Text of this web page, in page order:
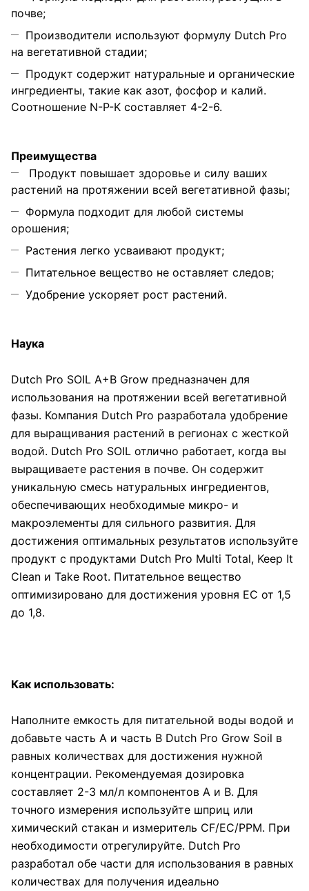
почве;
Производители используют формулу Dutch Pro
на вегетативной стадии;
Продукт содержит натуральные и органические
ингредиенты, такие как азот, фосфор и калий.
Соотношение N-P-K составляет 4-2-6.
Преимущества
Продукт повышает здоровье и силу ваших
растений на протяжении всей вегетативной фазы;
Формула подходит для любой системы
орошения;
Растения легко усваивают продукт;
Питательное вещество не оставляет следов;
Удобрение ускоряет рост растений.
Наука
Dutch Pro SOIL A+B Grow предназначен для
использования на протяжении всей вегетативной
фазы. Компания Dutch Pro разработала удобрение
для выращивания растений в регионах с жесткой
водой. Dutch Pro SOIL отлично работает, когда вы
выращиваете растения в почве. Он содержит
уникальную смесь натуральных ингредиентов,
обеспечивающих необходимые микро- и
макроэлементы для сильного развития. Для
достижения оптимальных результатов используйте
продукт с продуктами Dutch Pro Multi Total, Keep It
Clean и Take Root. Питательное вещество
оптимизировано для достижения уровня ЕС от 1,5
до 1,8.
Как использовать:
Наполните емкость для питательной воды водой и
добавьте часть А и часть В Dutch Pro Grow Soil в
равных количествах для достижения нужной
концентрации. Рекомендуемая дозировка
составляет 2-3 мл/л компонентов А и В. Для
точного измерения используйте шприц или
химический стакан и измеритель CF/EC/PPM. При
необходимости отрегулируйте. Dutch Pro
разработал обе части для использования в равных
количествах для получения идеально